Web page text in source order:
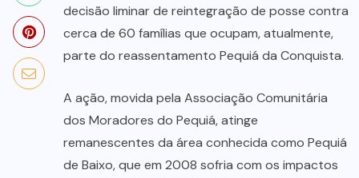
decisão liminar de reintegração de posse contra
cerca de 60 famílias que ocupam, atualmente,
parte do reassentamento Pequiá da Conquista.
A ação, movida pela Associação Comunitária
dos Moradores do Pequiá, atinge
remanescentes da área conhecida como Pequiá
de Baixo, que em 2008 sofria com os impactos